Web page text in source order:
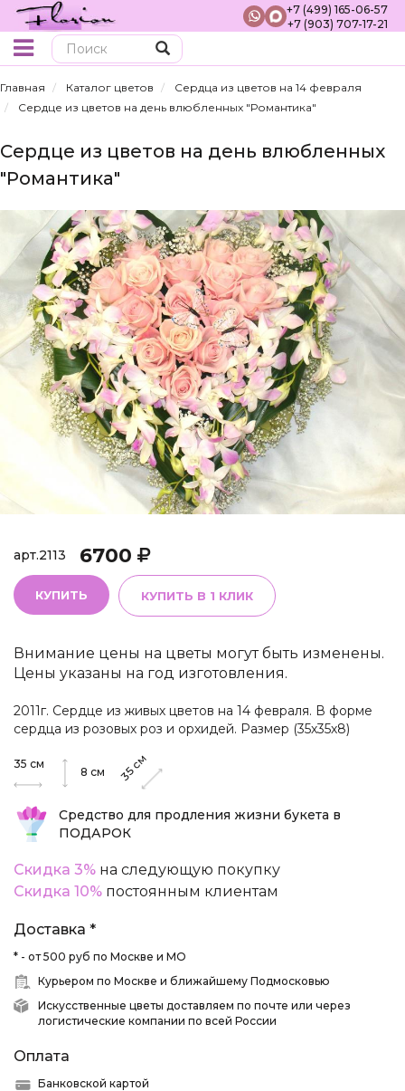
+7 (499) 165-06-57
+7 (903) 707-17-21
Главная Каталог цветов
Сердца из цветов на 14 февраля
Сердце из цветов на день влюбленных "Романтика"
Сердце из цветов на день влюбленных
"Романтика"
арт.2113 6700
КУПИТЬ КУПИТЬ В 1 КЛИК
Внимание цены на цветы могут быть изменены.
Цены указаны на год изготовления.
2011г. Сердце из живых цветов на 14 февраля. В форме
сердца из розовых роз и орхидей. Размер (35х35х8)
35 см
8 см 35см
Средство для продления жизни букета в
ПОДАРОК
Скидка 3% на следующую покупку
Скидка 10% постоянным клиентам
Доставка *
* - от 500 руб по Москве и МО
Курьером по Москве и ближайшему Подмосковью
Искусственные цветы доставляем по почте или через
логистические компании по всей России
Оплата
Банковской картой